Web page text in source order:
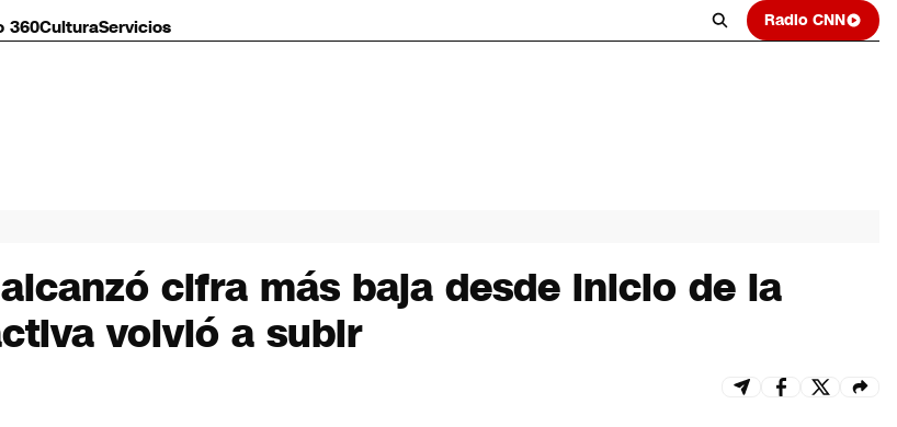
360CulturaServicios Radio CNN
cifra más baja desde inicio de la
volvió a subir